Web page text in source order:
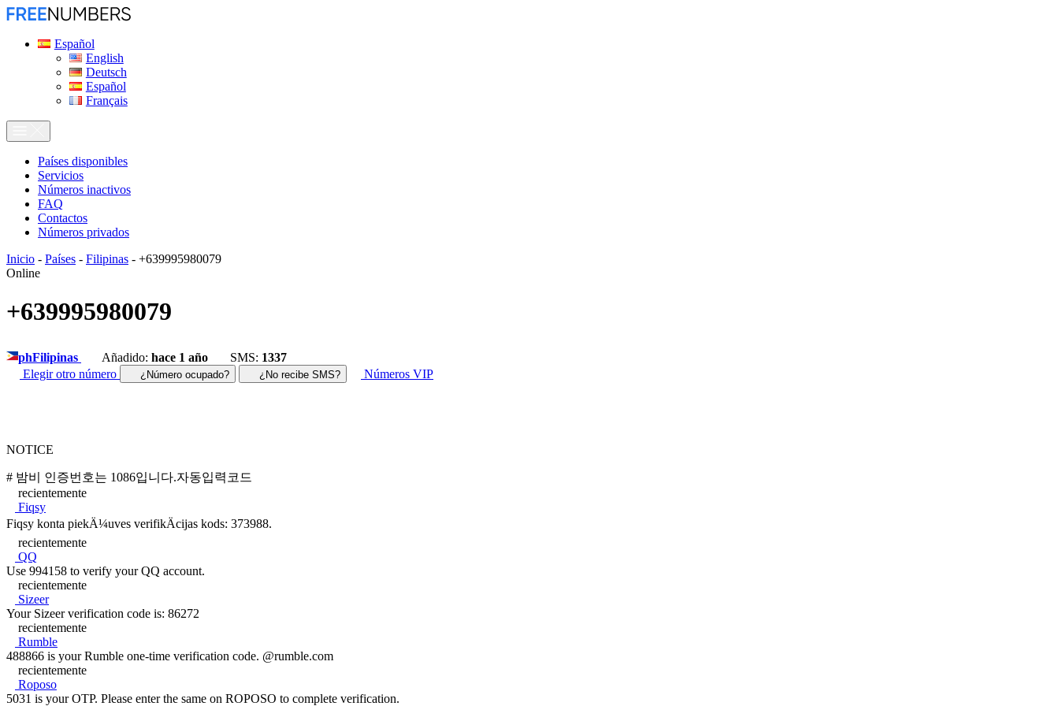
Español
English
Deutsch
Español
Français
Países disponibles
Servicios
Números inactivos
FAQ
Contactos
Números privados
Inicio - Países - Filipinas - +639995980079
Online
+639995980079
phFilipinas Añadido: hace 1 año SMS: 1337
Elegir otro número
¿Número ocupado? ¿No recibe SMS? Números VIP
NOTICE
# 밤비 인증번호는 1086입니다.자동입력코드
recientemente
Fiqsy
Fiqsy konta piekÄ¼uves verifikÄcijas kods: 373988.
recientemente
QQ
Use 994158 to verify your QQ account.
recientemente
Sizeer
Your Sizeer verification code is: 86272
recientemente
Rumble
488866 is your Rumble one-time verification code. @rumble.com
recientemente
Roposo
5031 is your OTP. Please enter the same on ROPOSO to complete verification.